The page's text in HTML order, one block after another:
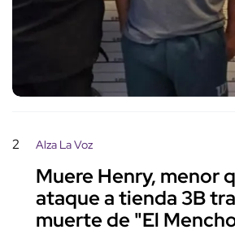
2 Alza La Voz
Muere Henry, menor
ataque a tienda 3B
muerte de "El